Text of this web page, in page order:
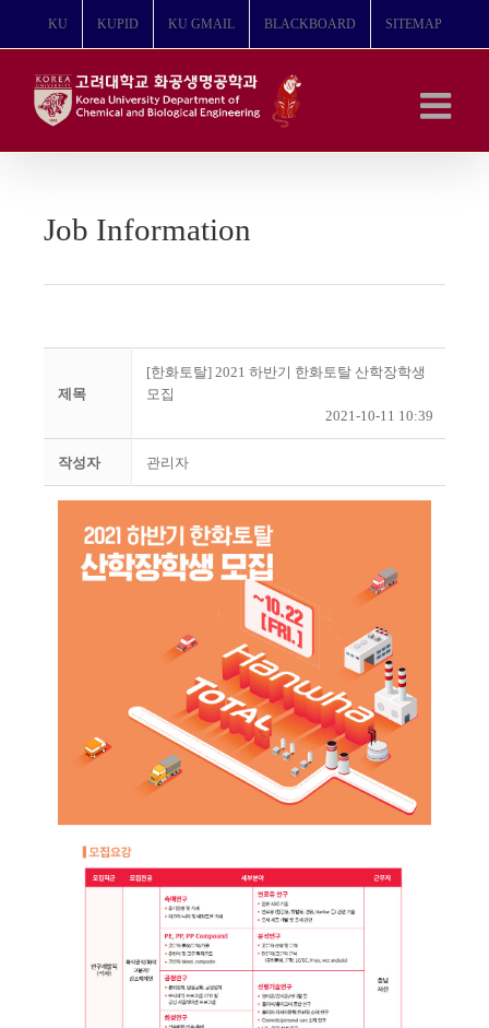
뛰
KU KUPID KU GMAIL BLACKBOARD SITEMAP
Job Information
제목
[한화토탈] 2021 하반기 한화토탈 산학장학생
모집
2021-10-11 10:39
작성자 관리자